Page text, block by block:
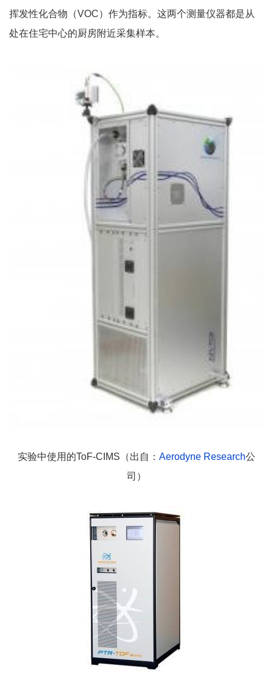
挥发性化合物（VOC）作为指标。这两个测量仪器都是从
处在住宅中心的厨房附近采集样本。
实验中使用的ToF-CIMS（出自： Aerodyne Research公
司）